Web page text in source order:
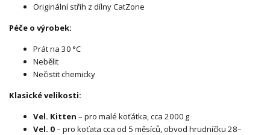
Originální střih z dílny CatZone
Péče o výrobek:
Prát na 30 °C
Nebělit
Nečistit chemicky
Klasické velikosti:
Vel. Kitten – pro malé koťátka, cca 2000 g
Vel. 0– pro koťata cca od 5 měsíců, obvod hrudníčku 28–